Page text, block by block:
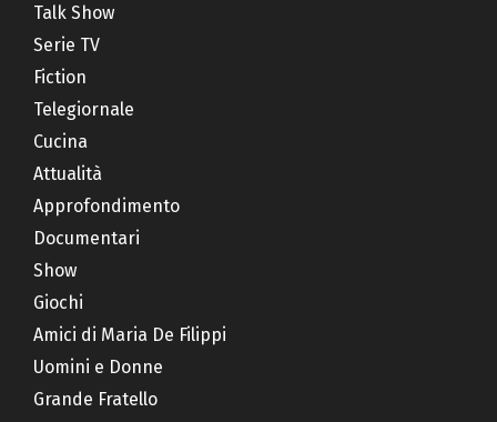
Talk Show
Serie TV
Fiction
Telegiornale
Cucina
Attualità
Approfondimento
Documentari
Show
Giochi
Amici di Maria De Filippi
Uomini e Donne
Grande Fratello